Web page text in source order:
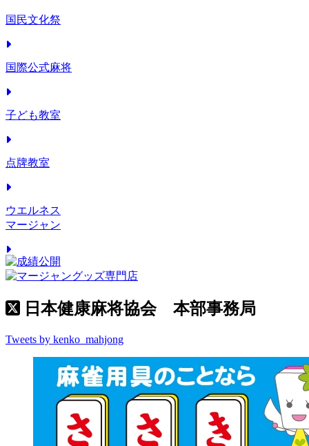
国民文化祭
国際公式麻将
子ども教室
点牌教室
ウエルネス
マージャン
日本健康麻将協会 本部事務局
Tweets by kenko_mahjong